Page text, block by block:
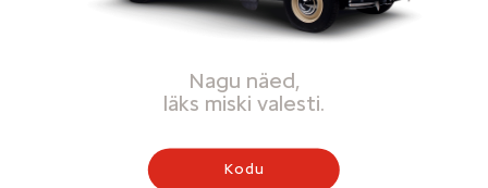
Nagu näed,
läks miski valesti.
Kodu